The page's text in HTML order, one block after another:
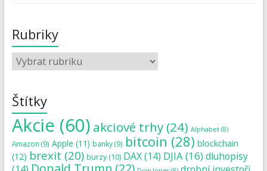
Rubriky
Štítky
Akcie (60) akciové trhy(24) Alphabet(8)
Amazon (9) Apple (11) banky(9) bitcoin (28) blockchain
(12) brexit (20) burzy(10) DAX(14) DJIA(16)dluhopisy